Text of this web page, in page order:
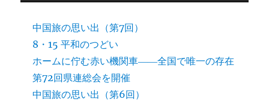
中国旅の思い出（第7回）
8・15 平和のつどい
ホームに佇む赤い機関車――全国で唯一の存在
第72回県連総会を開催
中国旅の思い出（第6回）